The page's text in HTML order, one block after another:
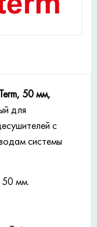
50 мм,
для
с
системы
50 мм.